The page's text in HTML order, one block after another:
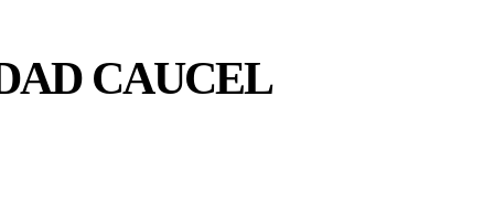
CAUCEL